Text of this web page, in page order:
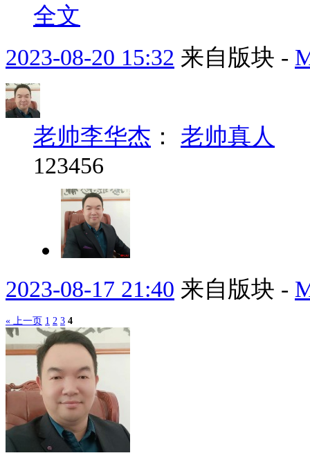
全文
2023-08-20 15:32 来自版块 -
老帅李华杰 ： 老帅真人
123456
2023-08-17 21:40 来自版块 -
« 上一页 1 2 3 4